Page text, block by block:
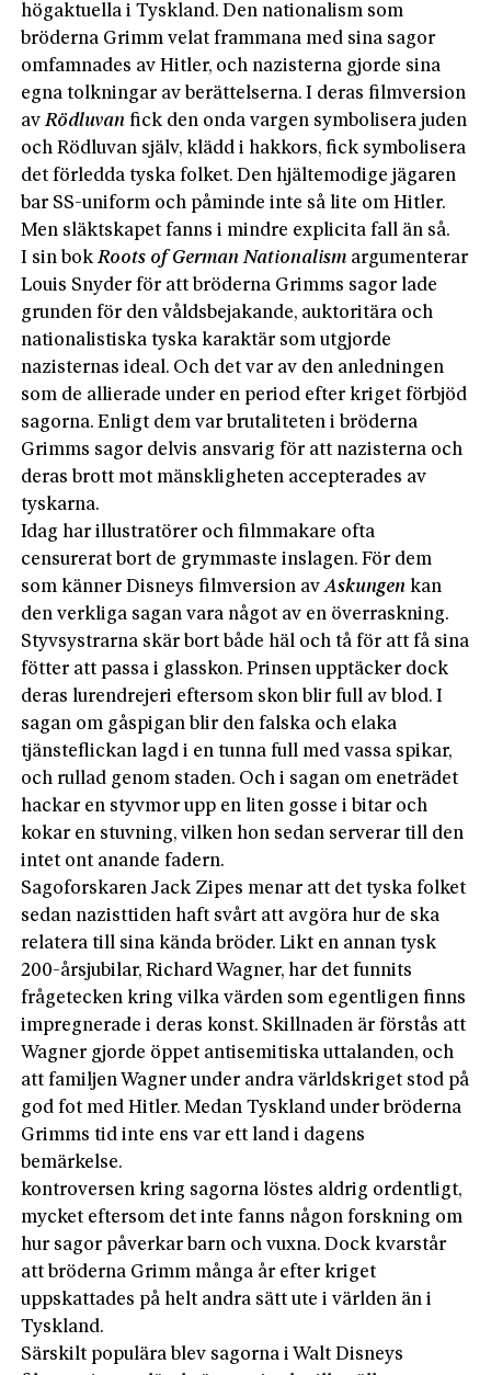
högaktuella i Tyskland. Den nationalism som
bröderna Grimm velat frammana med sina sagor
omfamnades av Hitler, och nazisterna gjorde sina
egna tolkningar av berättelserna. I deras filmversion
avRödluvan fick den onda vargen symbolisera juden
och Rödluvan själv, klädd i hakkors, fick symbolisera
det förledda tyska folket. Den hjältemodige jägaren
bar SS-uniform och påminde inte så lite om Hitler.
Men släktskapet fanns i mindre explicita fall än så.
I sin bokRoots of German Nationalism argumenterar
Louis Snyder för att bröderna Grimms sagor lade
grunden för den våldsbejakande, auktoritära och
nationalistiska tyska karaktär som utgjorde
nazisternas ideal. Och det var av den anledningen
som de allierade under en period efter kriget förbjöd
sagorna. Enligt dem var brutaliteten i bröderna
Grimms sagor delvis ansvarig för att nazisterna och
deras brott mot mänskligheten accepterades av
tyskarna.
Idag har illustratörer och filmmakare ofta
censurerat bort de grymmaste inslagen. För dem
som känner Disneys filmversion avAskungen kan
den verkliga sagan vara något av en överraskning.
Styvsystrarna skär bort både häl och tå för att få sina
fötter att passa i glasskon. Prinsen upptäcker dock
deras lurendrejeri eftersom skon blir full av blod. I
sagan om gåspigan blir den falska och elaka
tjänsteflickan lagd i en tunna full med vassa spikar,
och rullad genom staden. Och i sagan om eneträdet
hackar en styvmor upp en liten gosse i bitar och
kokar en stuvning, vilken hon sedan serverar till den
intet ont anande fadern.
Sagoforskaren Jack Zipes menar att det tyska folket
sedan nazisttiden haft svårt att avgöra hur de ska
relatera till sina kända bröder. Likt en annan tysk
200-årsjubilar, Richard Wagner, har det funnits
frågetecken kring vilka värden som egentligen finns
impregnerade i deras konst. Skillnaden är förstås att
Wagner gjorde öppet antisemitiska uttalanden, och
att familjen Wagner under andra världskriget stod på
god fot med Hitler. Medan Tyskland under bröderna
Grimms tid inte ens var ett land i dagens
bemärkelse.
kontroversen kring sagorna löstes aldrig ordentligt,
mycket eftersom det inte fanns någon forskning om
hur sagor påverkar barn och vuxna. Dock kvarstår
att bröderna Grimm många år efter kriget
uppskattades på helt andra sätt ute i världen än i
Tyskland.
Särskilt populära blev sagorna i Walt Disneys